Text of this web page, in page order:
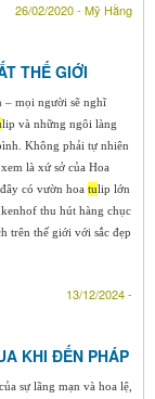
26/02/2020 - Mỹ Hằng
THẾ GIỚI
– mọi người sẽ nghĩ
lip và những ngôi làng
Không phải tự nhiên
là xứ sở của Hoa
có vườn hoa tulip lớn
thu hút hàng chục
trên thế giới với sắc đẹp
13/12/2024 -
KHI ĐẾN PHÁP
sự lãng mạn và hoa lệ,